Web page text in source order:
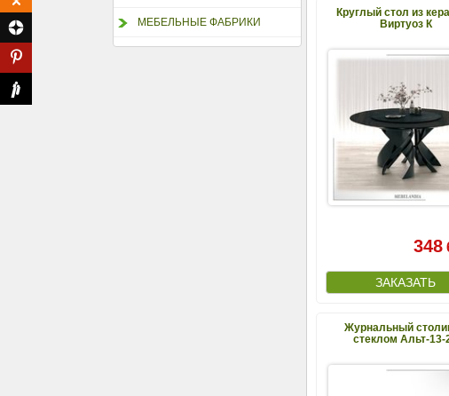
МЕБЕЛЬНЫЕ ФАБРИКИ
Круглый стол из
Виртуоз К
348
Журнальный
стеклом Альт-13-